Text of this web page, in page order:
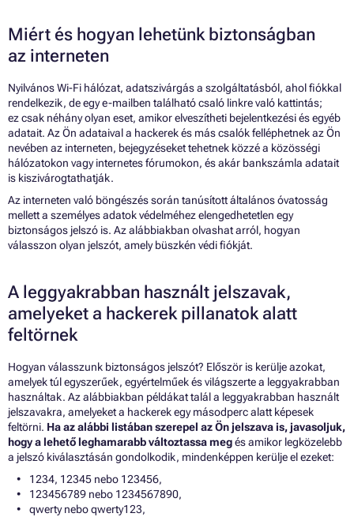
Miért és hogyan lehetünk biztonságban
az interneten
Nyilvános Wi-Fi hálózat, adatszivárgás a szolgáltatásból, ahol fiókkal
rendelkezik, de egy e-mailben található csaló linkre való kattintás;
ez csak néhány olyan eset, amikor elveszítheti bejelentkezési és egyéb
adatait. Az Ön adataival a hackerek és más csalók felléphetnek az Ön
nevében az interneten, bejegyzéseket tehetnek közzé a közösségi
hálózatokon vagy internetes fórumokon, és akár bankszámla adatait
is kiszivárogtathatják.
Az interneten való böngészés során tanúsított általános óvatosság
mellett a személyes adatok védelméhez elengedhetetlen egy
biztonságos jelszó is. Az alábbiakban olvashat arról, hogyan
válasszon olyan jelszót, amely büszkén védi fiókját.
A leggyakrabban használt jelszavak,
amelyeket a hackerek pillanatok alatt
feltörnek
Hogyan válasszunk biztonságos jelszót? Először is kerülje azokat,
amelyek túl egyszerűek, egyértelműek és világszerte a leggyakrabban
használtak. Az alábbiakban példákat talál a leggyakrabban használt
jelszavakra, amelyeket a hackerek egy másodperc alatt képesek
feltörni. Ha az alábbi listában szerepel az Ön jelszava is, javasoljuk,
hogy a lehető leghamarabb változtassa megés amikor legközelebb
a jelszó kiválasztásán gondolkodik, mindenképpen kerülje el ezeket:
1234, 12345 nebo 123456,
123456789 nebo 1234567890,
qwerty nebo qwerty123,